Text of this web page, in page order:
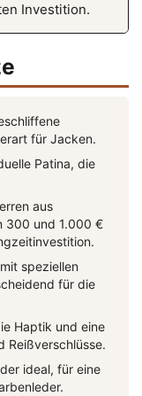
Investition.
für Jacken.
Patina, die
aus
300 und 1.000 €
speziellen
für die
Haptik und eine
Reißverschlüsse.
ideal, für eine